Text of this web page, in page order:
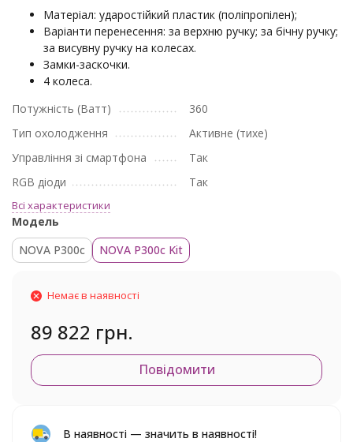
Матеріал: ударостійкий пластик (поліпропілен);
Варіанти перенесення: за верхню ручку; за бічну ручку;
за висувну ручку на колесах.
Замки-заскочки.
4 колеса.
Потужність (Ватт)
360
Тип охолодження
Активне (тихе)
Управління зі смартфона
Так
RGB діоди
Так
Всі характеристики
Модель
NOVA P300c
NOVA P300c Kit
Немає в наявності
89 822 грн.
Повідомити
В наявності — значить в наявності!